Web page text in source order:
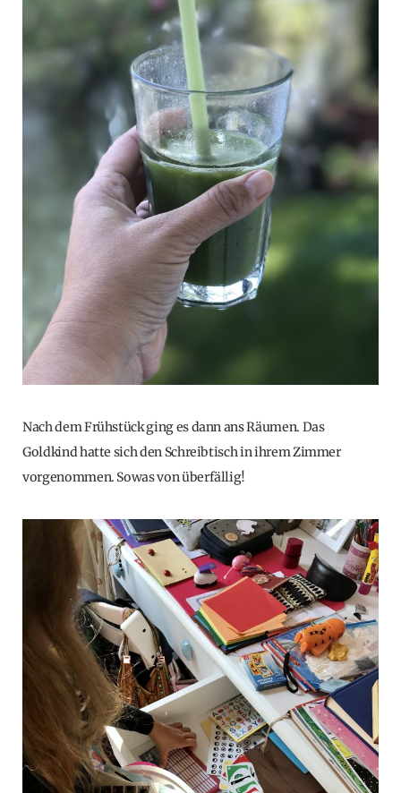
Nach dem Frühstück ging es dann ans Räumen. Das
Goldkind hatte sich den Schreibtisch in ihrem Zimmer
vorgenommen. Sowas von überfällig!